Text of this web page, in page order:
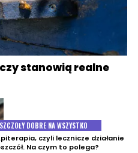
stanowią realne
DOBRE NA WSZYSTKO
czyli lecznicze działanie
Na czym to polega?